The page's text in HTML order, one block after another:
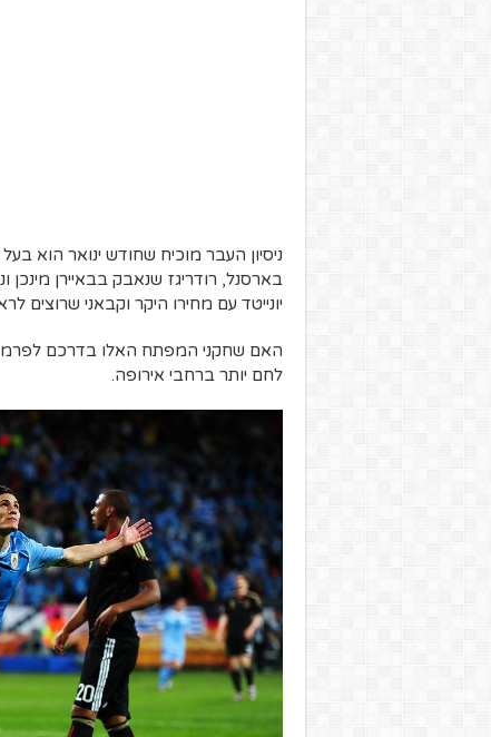
ניסיון העבר מוכיח שחודש ינואר הוא
בארסנל, רודריגז שנאבק בבאיירן
יונייטד עם מחירו היקר וקבאני שרוצים
האם שחקני המפתח האלו בדרכם
לחם יותר ברחבי אירופה.